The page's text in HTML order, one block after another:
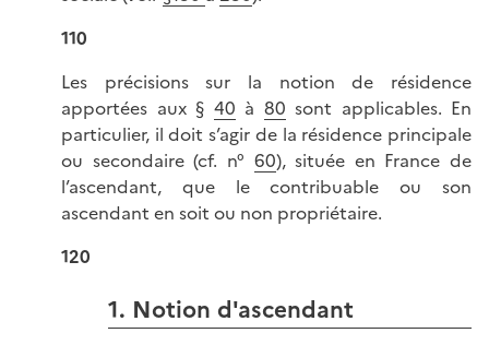
110
Les précisions sur la notion de résidence
apportées aux § 40 à 80 sont applicables. En
particulier, il doit s’agir de la résidence principale
ou secondaire (cf. n° 60), située en France de
l’ascendant, que le contribuable ou son
ascendant en soit ou non propriétaire.
120
1. Notion d'ascendant